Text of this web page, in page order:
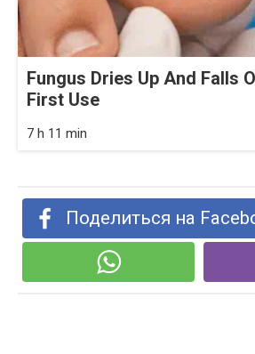
Fungus Dries Up And Falls
First Use
7 h 11 min
Поделиться на